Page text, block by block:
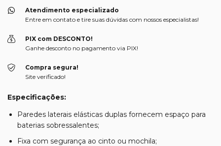
Atendimento especializado
Entre em contato e tire suas dúvidas com nossos especialistas!
PIX com DESCONTO!
Ganhe desconto no pagamento via PIX!
Compra segura!
Site verificado!
Especificações:
Paredes laterais elásticas duplas fornecem espaço para
baterias sobressalentes;
Fixa com segurança ao cinto ou mochila;